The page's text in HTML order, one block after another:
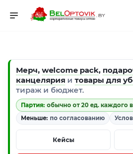
Мерч, welcome pack,
канцелярия и товары для
тираж и бюджет.
Партия: обычно от 20 ед. каждого
Меньше: по согласованию
Кейсы